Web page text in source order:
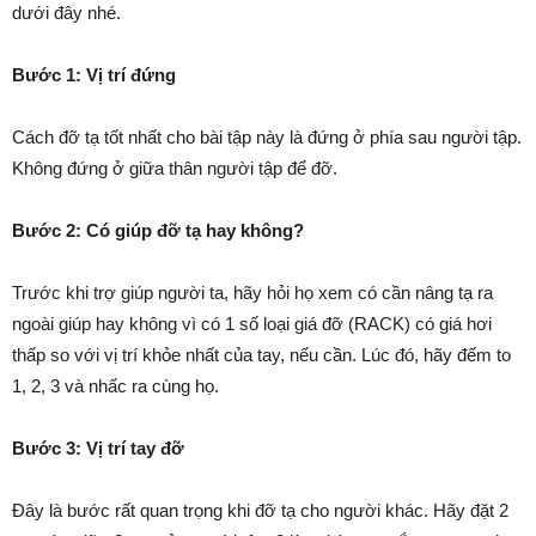
dưới đây nhé.
Bước 1: Vị trí đứng
Cách đỡ tạ tốt nhất cho bài tập này là đứng ở phía sau người tập.
Không đứng ở giữa thân người tập để đỡ.
Bước 2: Có giúp đỡ tạ hay không?
Trước khi trợ giúp người ta, hãy hỏi họ xem có cần nâng tạ ra
ngoài giúp hay không vì có 1 số loại giá đỡ (RACK) có giá hơi
thấp so với vị trí khỏe nhất của tay, nếu cần. Lúc đó, hãy đếm to
1, 2, 3 và nhấc ra cùng họ.
Bước 3: Vị trí tay đỡ
Đây là bước rất quan trọng khi đỡ tạ cho người khác. Hãy đặt 2